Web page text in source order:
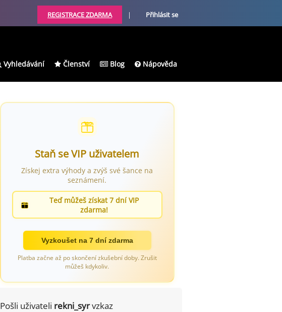
REGISTRACE ZDARMA | Přihlásit se
Vyhledávání Členství Blog Nápověda
Staň se VIP uživatelem
Získej extra výhody a zvýš své šance na
seznámení.
Teď můžeš získat 7 dní VIP
zdarma!
Vyzkoušet na 7 dní zdarma
Platba začne až po skončení zkušební doby. Zrušit
můžeš kdykoliv.
Pošli uživateli rekni_syrvzkaz